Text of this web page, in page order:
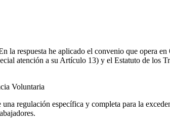
la respuesta he aplicado el convenio que opera
atención a su Artículo 13) y el Estatuto de los
Voluntaria
regulación específica y completa para la